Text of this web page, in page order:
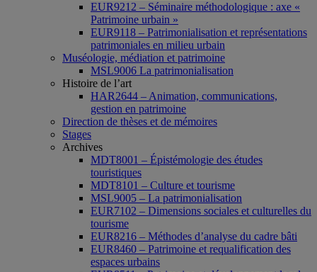
EUR9212 – Séminaire méthodologique : axe «
Patrimoine urbain »
EUR9118 – Patrimonialisation et représentations
patrimoniales en milieu urbain
Muséologie, médiation et patrimoine
MSL9006 La patrimonialisation
Histoire de l’art
HAR2644 – Animation, communications,
gestion en patrimoine
Direction de thèses et de mémoires
Stages
Archives
MDT8001 – Épistémologie des études
touristiques
MDT8101 – Culture et tourisme
MSL9005 – La patrimonialisation
EUR7102 – Dimensions sociales et culturelles du
tourisme
EUR8216 – Méthodes d’analyse du cadre bâti
EUR8460 – Patrimoine et requalification des
espaces urbains